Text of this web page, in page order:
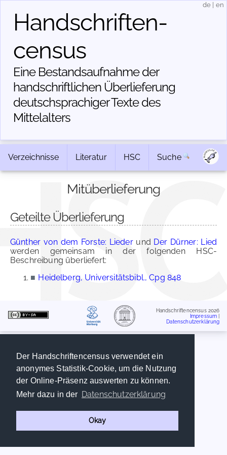
Der Handschriftencensus verwendet ein
anonymes Statistik-Cookie, um die Nutzung
der Online-Präsenz auswerten zu können.
Mehr dazu in der Datenschutzerklärung
Okay
Handschriften­
census
Eine Bestandsaufnahme der
handschriftlichen Über­lieferung
deutschsprachiger Texte des
Mittelalters
de en
Verzeichnisse Literatur HSC Suche
Mitüberlieferung
Geteilte Überlieferung
Günther von dem Forste: Liederund Der Dürner: Lied
werden gemeinsam in der folgenden HSC-
Beschreibung überliefert:
■ Heidelberg, Universitätsbibl., Cpg 848
Handschriftencensus 2026
Impressum
Datenschutzerklärung